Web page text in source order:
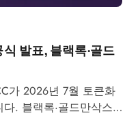
발표, 블랙록·골드
가 2026년 7월 토큰화
. 블랙록·골드만삭스
변화가 본격화됩니다.